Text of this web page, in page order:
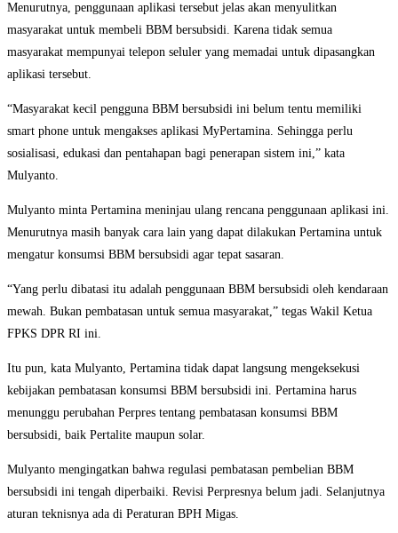
Menurutnya, penggunaan aplikasi tersebut jelas akan menyulitkan
masyarakat untuk membeli BBM bersubsidi. Karena tidak semua
masyarakat mempunyai telepon seluler yang memadai untuk dipasangkan
aplikasi tersebut.
“Masyarakat kecil pengguna BBM bersubsidi ini belum tentu memiliki
smart phone untuk mengakses aplikasi MyPertamina. Sehingga perlu
sosialisasi, edukasi dan pentahapan bagi penerapan sistem ini,” kata
Mulyanto.
Mulyanto minta Pertamina meninjau ulang rencana penggunaan aplikasi ini.
Menurutnya masih banyak cara lain yang dapat dilakukan Pertamina untuk
mengatur konsumsi BBM bersubsidi agar tepat sasaran.
“Yang perlu dibatasi itu adalah penggunaan BBM bersubsidi oleh kendaraan
mewah. Bukan pembatasan untuk semua masyarakat,” tegas Wakil Ketua
FPKS DPR RI ini.
Itu pun, kata Mulyanto, Pertamina tidak dapat langsung mengeksekusi
kebijakan pembatasan konsumsi BBM bersubsidi ini. Pertamina harus
menunggu perubahan Perpres tentang pembatasan konsumsi BBM
bersubsidi, baik Pertalite maupun solar.
Mulyanto mengingatkan bahwa regulasi pembatasan pembelian BBM
bersubsidi ini tengah diperbaiki. Revisi Perpresnya belum jadi. Selanjutnya
aturan teknisnya ada di Peraturan BPH Migas.